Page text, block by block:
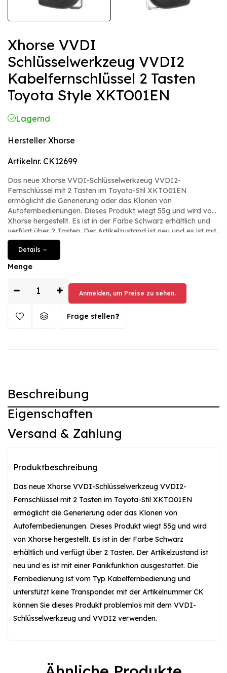
Xhorse VVDI
Schlüsselwerkzeug VVDI2
Kabelfernschlüssel 2 Tasten
Toyota Style XKTO01EN
Lagernd
Hersteller Xhorse
Artikelnr. CK12699
Das neue Xhorse VVDI-Schlüsselwerkzeug VVDI2-
Fernschlüssel mit 2 Tasten im Toyota-Stil XKTO01EN
ermöglicht die Generierung oder das Klonen von
Autofernbedienungen. Dieses Produkt wiegt 55g und wird von
Xhorse hergestellt. Es ist in der Farbe Schwarz erhältlich und
verfügt über 2 Tasten. Der Artikelzustand ist neu und es ist mit
einer Panikfunktion ausgestattet. Die Fernbedienung ist vom
Typ Kabelfernbedienung und unterstützt keine Transponder.
mit der Artikelnummer CK können Sie dieses Produkt
problemlos mit dem VVDI-Schlüsselwerkzeug und VVDI2
Details
Menge
Anmelden, um Preise zu sehen.
Frage stellen
Beschreibung
Eigenschaften
Versand & Zahlung
Produktbeschreibung
Das neue Xhorse VVDI-Schlüsselwerkzeug VVDI2-
Fernschlüssel mit 2 Tasten im Toyota-Stil XKTO01EN
ermöglicht die Generierung oder das Klonen von
Autofernbedienungen. Dieses Produkt wiegt 55g und wird
von Xhorse hergestellt. Es ist in der Farbe Schwarz
erhältlich und verfügt über 2 Tasten. Der Artikelzustand ist
neu und es ist mit einer Panikfunktion ausgestattet. Die
Fernbedienung ist vom Typ Kabelfernbedienung und
unterstützt keine Transponder. mit der Artikelnummer CK
können Sie dieses Produkt problemlos mit dem VVDI-
Schlüsselwerkzeug und VVDI2 verwenden.